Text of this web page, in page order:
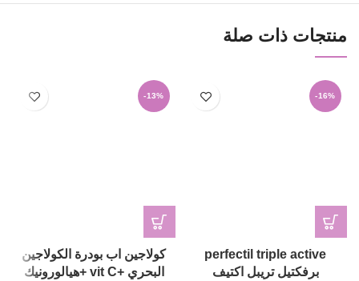
منتجات ذات صلة
-16%
perfectil triple active
برفكتيل تريبل اكتيف
-13%
كولاجين اب بودرة الكولاجين
البحري +vit C +هيالورونيك